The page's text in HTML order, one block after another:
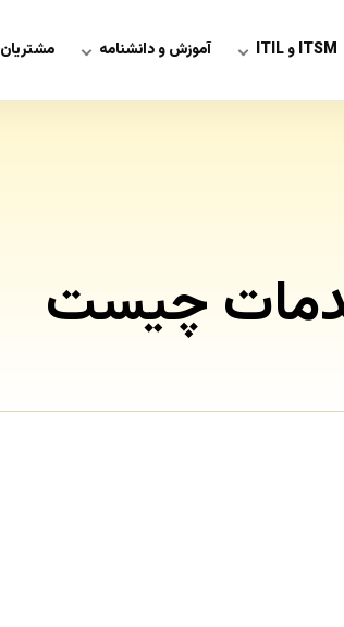
ITSM و ITIL آموزش و دانشنامه مشتریان
چیست